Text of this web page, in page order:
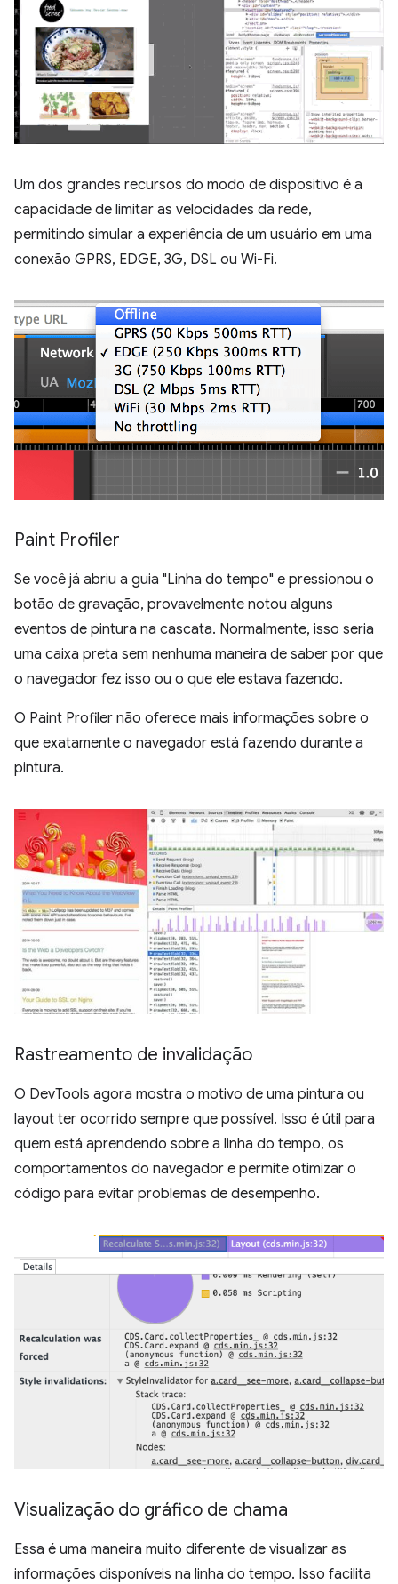
Um dos grandes recursos do modo de dispositivo é a
capacidade de limitar as velocidades da rede,
permitindo simular a experiência de um usuário em uma
conexão GPRS, EDGE, 3G, DSL ou Wi-Fi.
Paint Profiler
Se você já abriu a guia "Linha do tempo" e pressionou o
botão de gravação, provavelmente notou alguns
eventos de pintura na cascata. Normalmente, isso seria
uma caixa preta sem nenhuma maneira de saber por que
o navegador fez isso ou o que ele estava fazendo.
O Paint Profiler não oferece mais informações sobre o
que exatamente o navegador está fazendo durante a
pintura.
Rastreamento de invalidação
O DevTools agora mostra o motivo de uma pintura ou
layout ter ocorrido sempre que possível. Isso é útil para
quem está aprendendo sobre a linha do tempo, os
comportamentos do navegador e permite otimizar o
código para evitar problemas de desempenho.
Visualização do gráfico de chama
Essa é uma maneira muito diferente de visualizar as
informações disponíveis na linha do tempo. Isso facilita